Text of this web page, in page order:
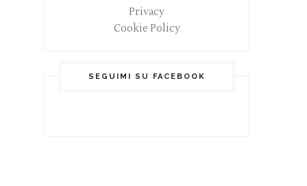
Privacy
Cookie Policy
SEGUIMI SU FACEBOOK